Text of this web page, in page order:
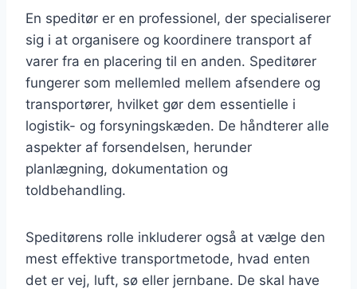
En speditør er en professionel, der specialiserer
sig i at organisere og koordinere transport af
varer fra en placering til en anden. Speditører
fungerer som mellemled mellem afsendere og
transportører, hvilket gør dem essentielle i
logistik- og forsyningskæden. De håndterer alle
aspekter af forsendelsen, herunder
planlægning, dokumentation og
toldbehandling.
Speditørens rolle inkluderer også at vælge den
mest effektive transportmetode, hvad enten
det er vej, luft, sø eller jernbane. De skal have